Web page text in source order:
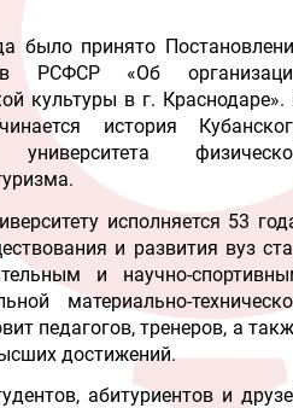
было принято
РСФСР «Об
культуры в г. Краснодаре».
история
университета
исполняется 53
и развития вуз
и научно-
материально-
педагогов, тренеров, а
достижений.
абитуриентов и